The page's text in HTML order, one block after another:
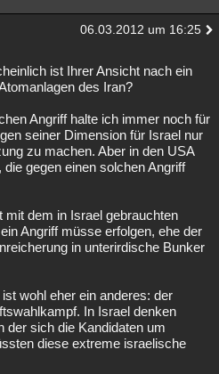
06.03.2012 um 16:25
ist Ihrer Ansicht nach ein
des Iran?
Angriff halte ich immer noch für
seiner Dimension für Israel nur
zu machen. Aber in den USA
gegen einen solchen Angriff
dem in Israel gebrauchten
Angriff müsse erfolgen, ehe der
in unterirdische Bunker
wohl eher ein anderes: der
In Israel denken
der sich die Kandidaten um
diese extreme israelische